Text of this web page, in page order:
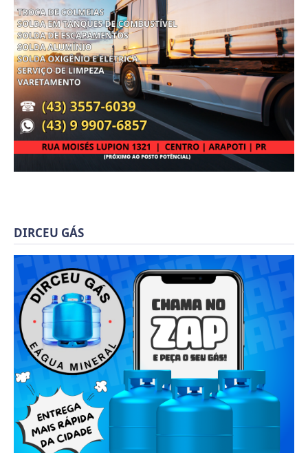
DIRCEU GÁS